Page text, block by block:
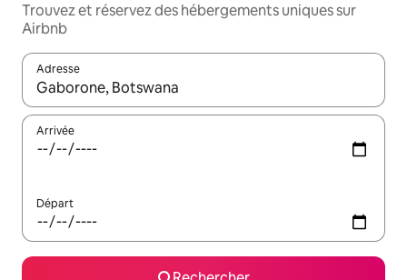
Trouvez et réservez des hébergements uniques sur
Airbnb
Adresse
Lorsque les résultats s'affichent, utilisez les flèches vers le
Arrivée
Départ